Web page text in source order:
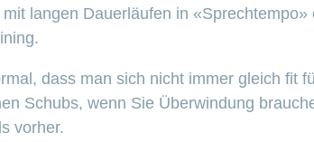
langen Dauerläufen in «Sprechtempo»
dass man sich nicht immer gleich fit
Schubs, wenn Sie Überwindung
vorher.